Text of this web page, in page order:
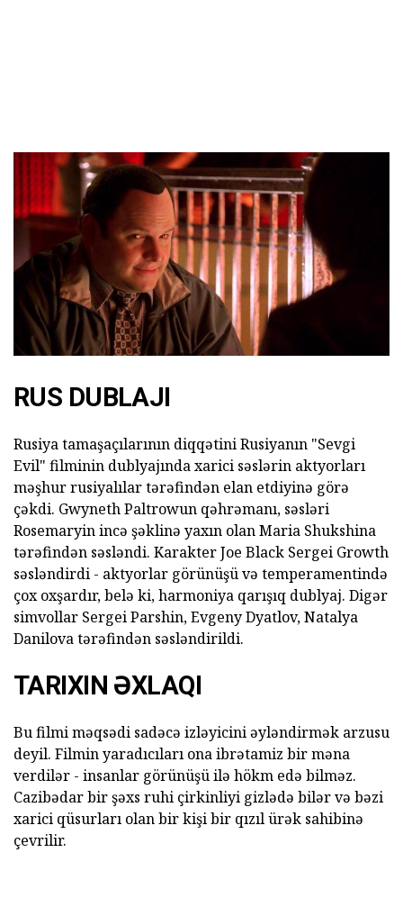
RUS DUBLAJI
Rusiya tamaşaçılarının diqqətini Rusiyanın "Sevgi
Evil" filminin dublyajında xarici səslərin aktyorları
məşhur rusiyalılar tərəfindən elan etdiyinə görə
çəkdi. Gwyneth Paltrowun qəhrəmanı, səsləri
Rosemaryin incə şəklinə yaxın olan Maria Shukshina
tərəfindən səsləndi. Karakter Joe Black Sergei Growth
səsləndirdi - aktyorlar görünüşü və temperamentində
çox oxşardır, belə ki, harmoniya qarışıq dublyaj. Digər
simvollar Sergei Parshin, Evgeny Dyatlov, Natalya
Danilova tərəfindən səsləndirildi.
TARIXIN ƏXLAQI
Bu filmi məqsədi sadəcə izləyicini əyləndirmək arzusu
deyil. Filmin yaradıcıları ona ibrətamiz bir məna
verdilər - insanlar görünüşü ilə hökm edə bilməz.
Cazibədar bir şəxs ruhi çirkinliyi gizlədə bilər və bəzi
xarici qüsurları olan bir kişi bir qızıl ürək sahibinə
çevrilir.